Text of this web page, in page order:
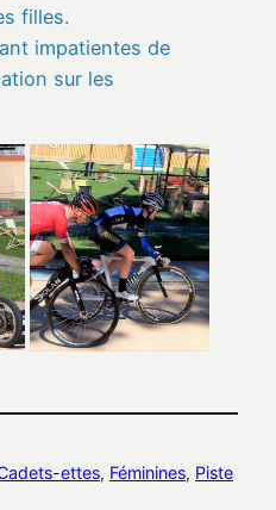
filles.
impatientes de
sur les
ettes, Féminines, Piste